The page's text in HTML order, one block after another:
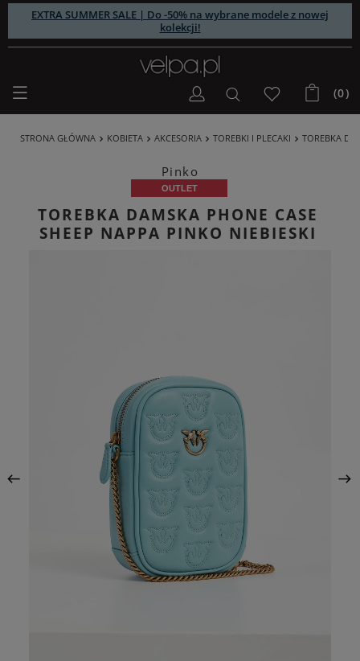
EXTRA SUMMER SALE | Do -50% na wybrane modele z nowej
kolekcji!
(0)
STRONA GŁÓWNA KOBIETA AKCESORIA TOREBKI I PLECAKI TOREBKA
Pinko
OUTLET
TOREBKA DAMSKA PHONE CASE
SHEEP NAPPA PINKO NIEBIESKI